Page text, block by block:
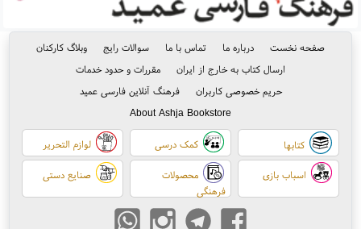
صفحه نخست درباره ما تماس با ما سوالات رایج
وبلاگ کارکنان
ارسال کتاب به خارج از ایران
مقررات و حدود خدمات
حریم خصوصی کاربران
فرهنگ آنلاین فارسی عمید
About Ashja Bookstore
کتابها کمک درسی لوازم التحریر
اسباب بازی
محصولات
فرهنگی
صنایع دستی